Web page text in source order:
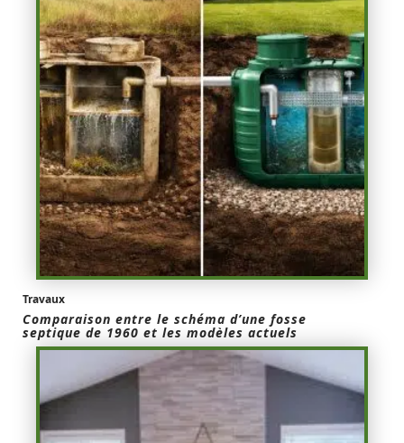
Travaux
Comparaison entre le schéma d’une fosse
septique de 1960 et les modèles actuels